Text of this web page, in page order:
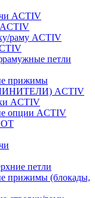
ACTIV
раму ACTIV
петли
прижимы
ACTIV
ACTIV
опции ACTIV
петли
прижимы (блокады,